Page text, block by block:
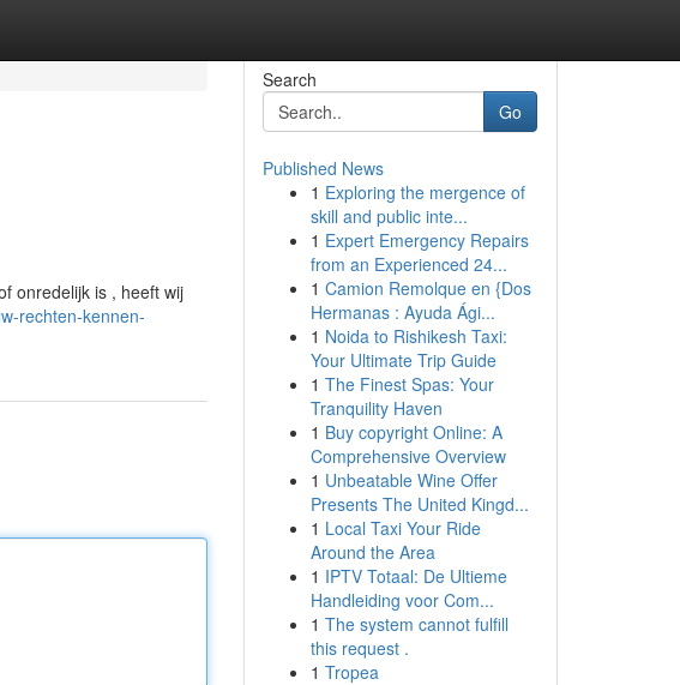
onredelijk is , heeft wij
rechten-kennen-
Search
Go
Published News
1 Exploring the mergence of
skill and public inte...
1 Expert Emergency Repairs
from an Experienced 24...
1 Camion Remolque en {Dos
Hermanas : Ayuda Ági...
1 Noida to Rishikesh Taxi:
Your Ultimate Trip Guide
1 The Finest Spas: Your
Tranquility Haven
1 Buy copyright Online: A
Comprehensive Overview
1 Unbeatable Wine Offer
Presents The United Kingd...
1 Local Taxi Your Ride
Around the Area
1 IPTV Totaal: De Ultieme
Handleiding voor Com...
1 The system cannot fulfill
this request .
1 Tropea